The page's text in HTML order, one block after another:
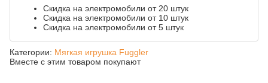
Скидка на электромобили от 20 штук
Скидка на электромобили от 10 штук
Скидка на электромобили от 5 штук
Категории: Мягкая игрушка Fuggler
Вместе с этим товаром покупают